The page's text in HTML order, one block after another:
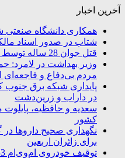
آخرین اخبار
همکاری دانشگاه صنعتی
شتاب در صدور اسناد
قتل جوان 28 ساله توسط قاتل 15 ساله در کازرون
وزیر بهداشت در لامرد:
مردم بی‌دفاع و فاجعه‌ای
پایداری شبکه برق جنوب
در داراب و زرین‌دشت
سعدیه و حافظیه، پایلوت
کشور
نگهداری صحیح داروها
برای زائران اربعین